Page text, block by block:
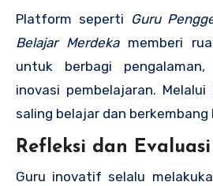
Platform seperti Guru
Belajar Merdekamemberi
untuk berbagi
inovasi pembelajaran.
saling belajar dan berkembang
Refleksi dan
Guru inovatif selalu